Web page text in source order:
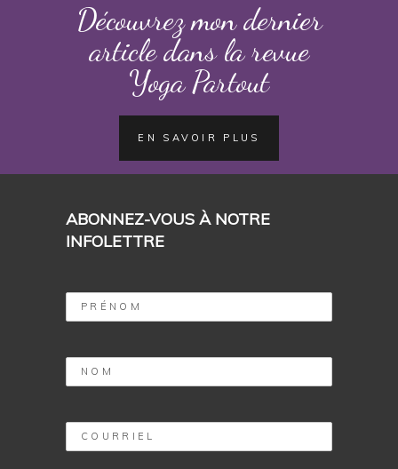
Découvrez mon dernier
article dans la revue
Yoga Partout
EN SAVOIR PLUS
ABONNEZ-VOUS À NOTRE
INFOLETTRE